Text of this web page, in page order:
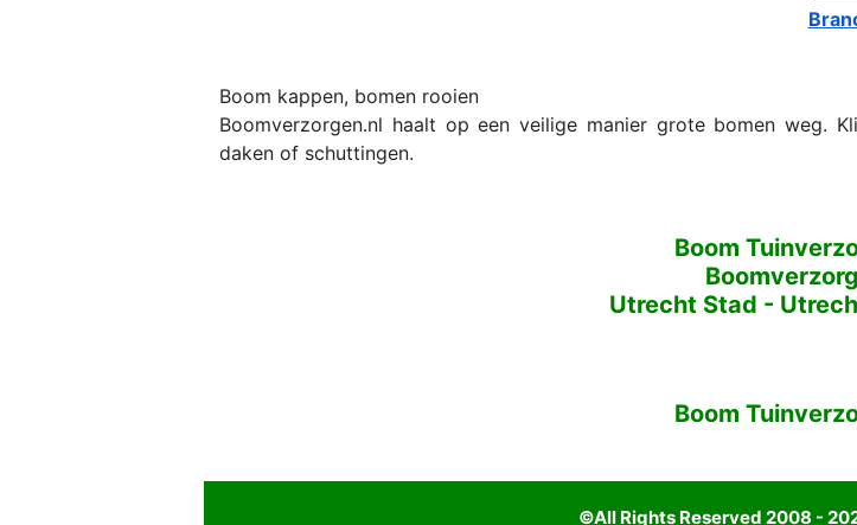
Boom kappen, bomen rooien
Boomverzorgen.nl haalt op een veilige manier grote bomen weg.
daken of schuttingen.
Boom
Utrecht Stad -
Boom
©All Rights Reserved 2008 -